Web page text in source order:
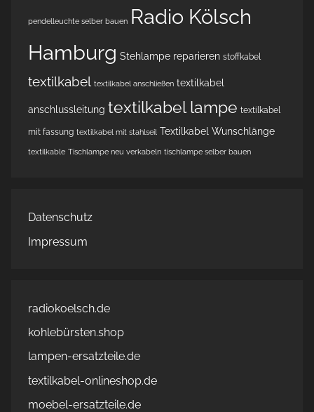
pendelleuchte selber bauen Radio Kölsch
Hamburg Stehlampe reparieren stoffkabel
textilkabel textilkabel anschließen textilkabel
anschlussleitung textilkabel lampe textilkabel
mit fassung textilkabel mit stahlseil Textilkabel Wunschlänge
textilkable Tischlampe neu verkabeln tischlampe selber bauen
Datenschutz
Impressum
radiokoelsch.de
kohlebürsten.shop
lampen-ersatzteile.de
textilkabel-onlineshop.de
moebel-ersatzteile.de